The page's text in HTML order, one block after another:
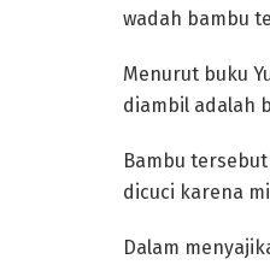
wadah bambu
‎Menurut buku
diambil adalah
Bambu
dicuci karena
‎Dalam